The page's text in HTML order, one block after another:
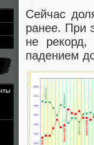
Сейчас
ранее. При
не рекорд,
падением